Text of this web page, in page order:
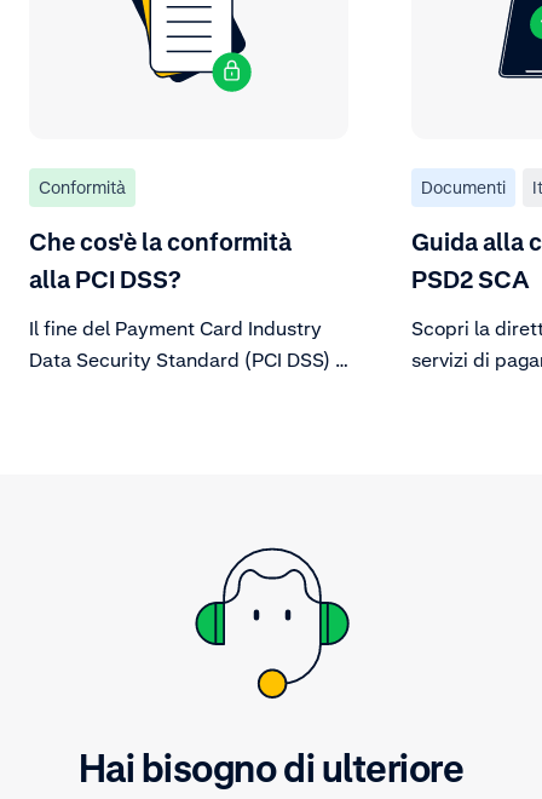
Conformità
Che cos'è la conformità
alla PCI DSS?
Il fine del Payment Card Industry
Data Security Standard (PCI DSS) è
Documenti
Guida alla
PSD2 SCA
Scopri la
servizi di
Hai bisogno di ulteriore